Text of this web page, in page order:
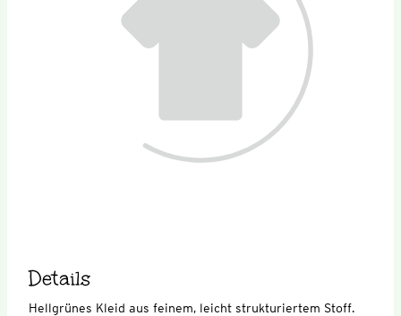
Details
Hellgrünes Kleid aus feinem, leicht strukturiertem Stoff.